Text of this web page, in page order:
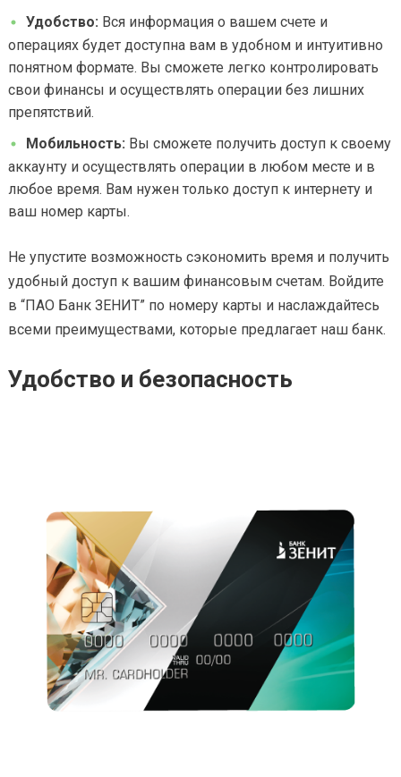
Удобство: Вся информация о вашем счете и
операциях будет доступна вам в удобном и интуитивно
понятном формате. Вы сможете легко контролировать
свои финансы и осуществлять операции без лишних
препятствий.
Мобильность: Вы сможете получить доступ к своему
аккаунту и осуществлять операции в любом месте и в
любое время. Вам нужен только доступ к интернету и
ваш номер карты.
Не упустите возможность сэкономить время и получить
удобный доступ к вашим финансовым счетам. Войдите
в “ПАО Банк ЗЕНИТ” по номеру карты и наслаждайтесь
всеми преимуществами, которые предлагает наш банк.
Удобство и безопасность